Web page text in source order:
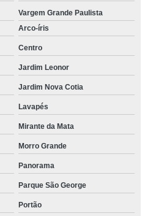
Vargem Grande Paulista
Arco-íris
Centro
Jardim Leonor
Jardim Nova Cotia
Lavapés
Mirante da Mata
Morro Grande
Panorama
Parque São George
Portão